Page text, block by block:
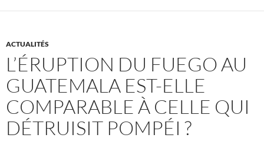
ACTUALITÉS
L’ÉRUPTION DU FUEGO AU
GUATEMALA EST-ELLE
COMPARABLE À CELLE QUI
DÉTRUISIT POMPÉI ?